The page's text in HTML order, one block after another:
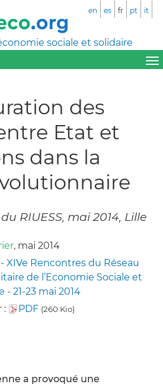
sociale et solidaire
en es fr pt it
des
Etat et
dans la
RIUESS, mai 2014, Lille
, mai 2014
- XIVe Rencontres du Réseau
de l’Economie Sociale et
- 21-23 mai 2014
:
PDF (260 Kio)
a provoqué une